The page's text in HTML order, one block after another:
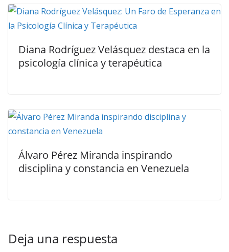
Diana Rodríguez Velásquez destaca en la
psicología clínica y terapéutica
Álvaro Pérez Miranda inspirando
disciplina y constancia en Venezuela
Deja una respuesta